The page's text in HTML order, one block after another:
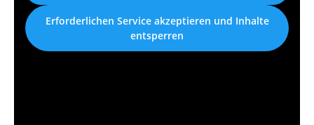
Erforderlichen Service akzeptieren und Inhalte
entsperren